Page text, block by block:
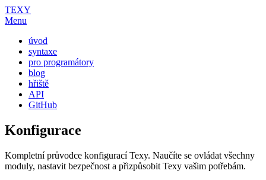
TEXY
Menu
úvod
syntaxe
pro programátory
blog
hřiště
API
GitHub
Konfigurace
Kompletní průvodce konfigurací Texy. Naučíte se ovládat všechny
moduly, nastavit bezpečnost a přizpůsobit Texy vašim potřebám.